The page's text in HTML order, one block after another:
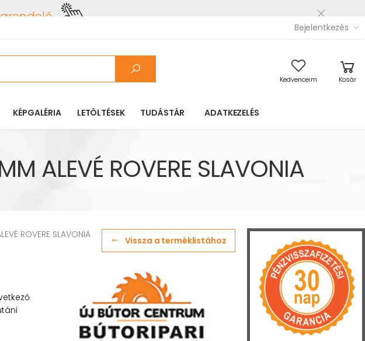
Bejelentkezés
Kedvenceim Kosár
KÉPGALÉRIA LETÖLTÉSEK TUDÁSTÁR ADATKEZELÉS
ALEVÉ ROVERE SLAVONIA
ROVERE SLAVONIA
Vissza a terméklistához